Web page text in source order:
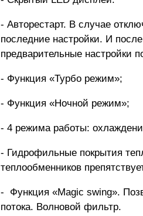
- Авторестарт. В случае
последние настройки. И
предварительные настройки
- Функция «Турбо режим»;
- Функция «Ночной режим»;
- 4 режима работы:
- Гидрофильные покрытия
теплообменников
- Функция «Magic swing».
потока. Волновой фильтр.